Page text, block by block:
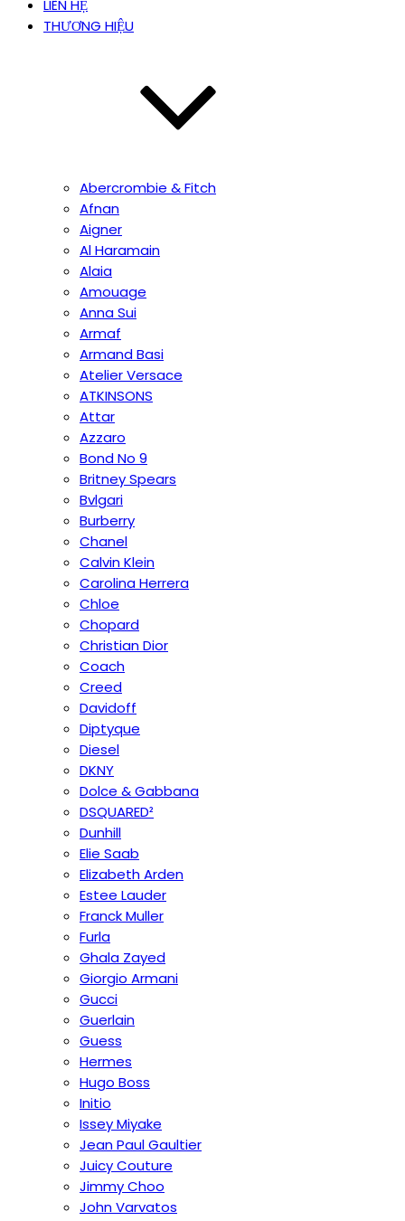
LIÊN HỆ
THƯƠNG HIỆU
Abercrombie & Fitch
Afnan
Aigner
Al Haramain
Alaia
Amouage
Anna Sui
Armaf
Armand Basi
Atelier Versace
ATKINSONS
Attar
Azzaro
Bond No 9
Britney Spears
Bvlgari
Burberry
Chanel
Calvin Klein
Carolina Herrera
Chloe
Chopard
Christian Dior
Coach
Creed
Davidoff
Diptyque
Diesel
DKNY
Dolce & Gabbana
DSQUARED²
Dunhill
Elie Saab
Elizabeth Arden
Estee Lauder
Franck Muller
Furla
Ghala Zayed
Giorgio Armani
Gucci
Guerlain
Guess
Hermes
Hugo Boss
Initio
Issey Miyake
Jean Paul Gaultier
Juicy Couture
Jimmy Choo
John Varvatos